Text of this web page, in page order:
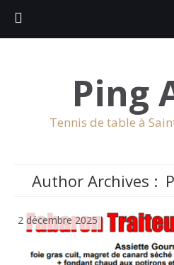
Ping
Tennis de table à
Author Archives :
2 décembre 2025